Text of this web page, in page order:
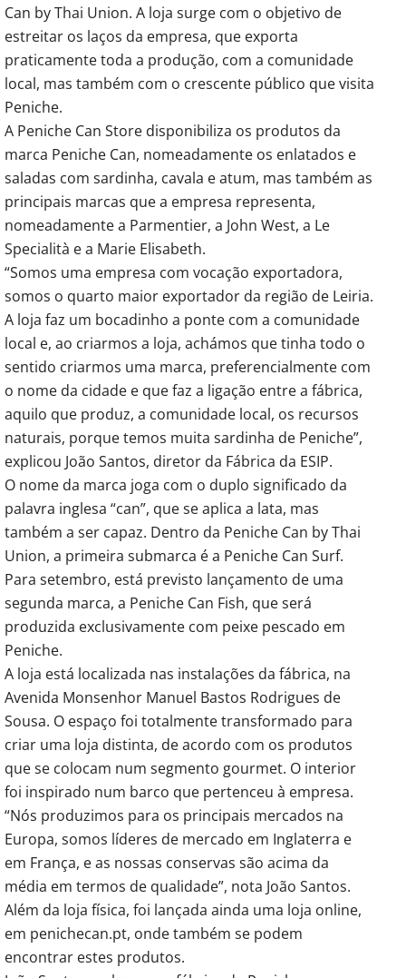
Can by Thai Union. A loja surge com o objetivo de
estreitar os laços da empresa, que exporta
praticamente toda a produção, com a comunidade
local, mas também com o crescente público que visita
Peniche.
A Peniche Can Store disponibiliza os produtos da
marca Peniche Can, nomeadamente os enlatados e
saladas com sardinha, cavala e atum, mas também as
principais marcas que a empresa representa,
nomeadamente a Parmentier, a John West, a Le
Specialità e a Marie Elisabeth.
“Somos uma empresa com vocação exportadora,
somos o quarto maior exportador da região de Leiria.
A loja faz um bocadinho a ponte com a comunidade
local e, ao criarmos a loja, achámos que tinha todo o
sentido criarmos uma marca, preferencialmente com
o nome da cidade e que faz a ligação entre a fábrica,
aquilo que produz, a comunidade local, os recursos
naturais, porque temos muita sardinha de Peniche”,
explicou João Santos, diretor da Fábrica da ESIP.
O nome da marca joga com o duplo significado da
palavra inglesa “can”, que se aplica a lata, mas
também a ser capaz. Dentro da Peniche Can by Thai
Union, a primeira submarca é a Peniche Can Surf.
Para setembro, está previsto lançamento de uma
segunda marca, a Peniche Can Fish, que será
produzida exclusivamente com peixe pescado em
Peniche.
A loja está localizada nas instalações da fábrica, na
Avenida Monsenhor Manuel Bastos Rodrigues de
Sousa. O espaço foi totalmente transformado para
criar uma loja distinta, de acordo com os produtos
que se colocam num segmento gourmet. O interior
foi inspirado num barco que pertenceu à empresa.
“Nós produzimos para os principais mercados na
Europa, somos líderes de mercado em Inglaterra e
em França, e as nossas conservas são acima da
média em termos de qualidade”, nota João Santos.
Além da loja física, foi lançada ainda uma loja online,
em penichecan.pt, onde também se podem
encontrar estes produtos.